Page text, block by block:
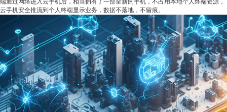
端通过网络进入云手机后，相当拥有了一部全新的手机，不占用本地个人终端资源，
云手机安全推流到个人终端显示业务，数据不落地，不留痕。